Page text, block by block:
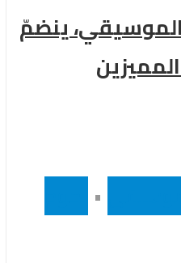
الموسيقي، ينضمّ
•